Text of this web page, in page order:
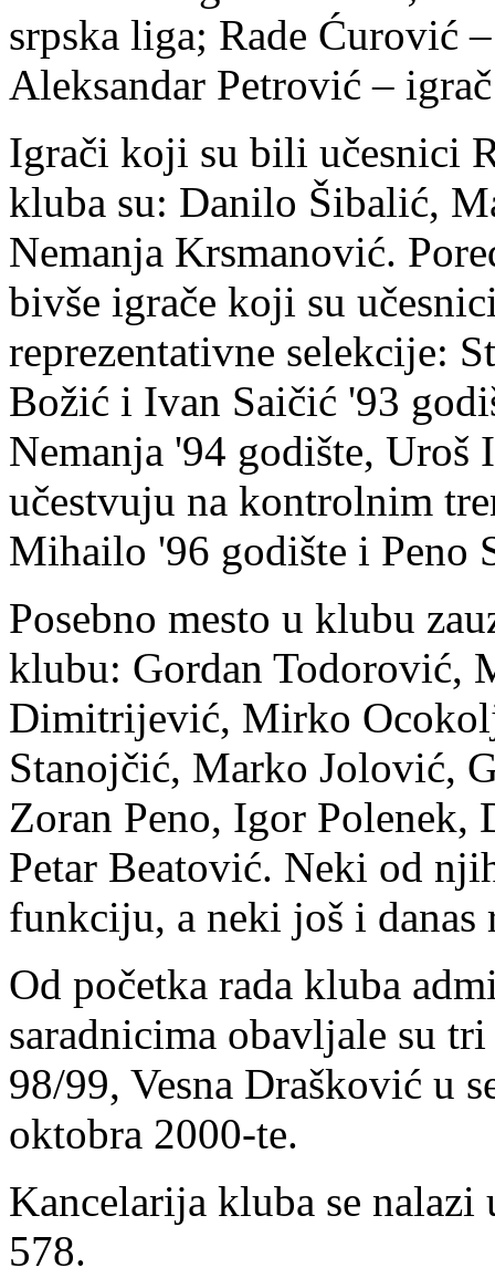
srpska liga; Rade Ćurović
Aleksandar Petrović –
Igrači koji su bili učesnici
kluba su: Danilo Šibalić,
Nemanja Krsmanović.
bivše igrače koji su
reprezentativne selekcije:
Božić i Ivan Saičić '93
Nemanja '94 godište,
učestvuju na kontrolnim
Mihailo '96 godište i Peno
Posebno mesto u klubu
klubu: Gordan Todorović,
Dimitrijević, Mirko
Stanojčić, Marko Jolović,
Zoran Peno, Igor Polenek,
Petar Beatović. Neki od
funkciju, a neki još i danas
Od početka rada kluba
saradnicima obavljale su
98/99, Vesna Drašković u
oktobra 2000-te.
Kancelarija kluba se
578.